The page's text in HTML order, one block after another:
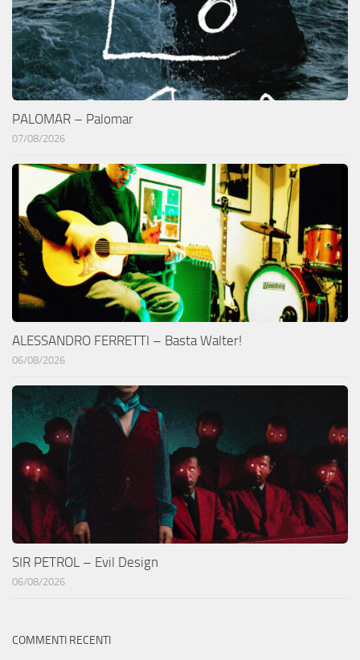
PALOMAR – Palomar
07/08/2026
ALESSANDRO FERRETTI – Basta Walter!
06/08/2026
SIR PETROL – Evil Design
06/08/2026
COMMENTI RECENTI